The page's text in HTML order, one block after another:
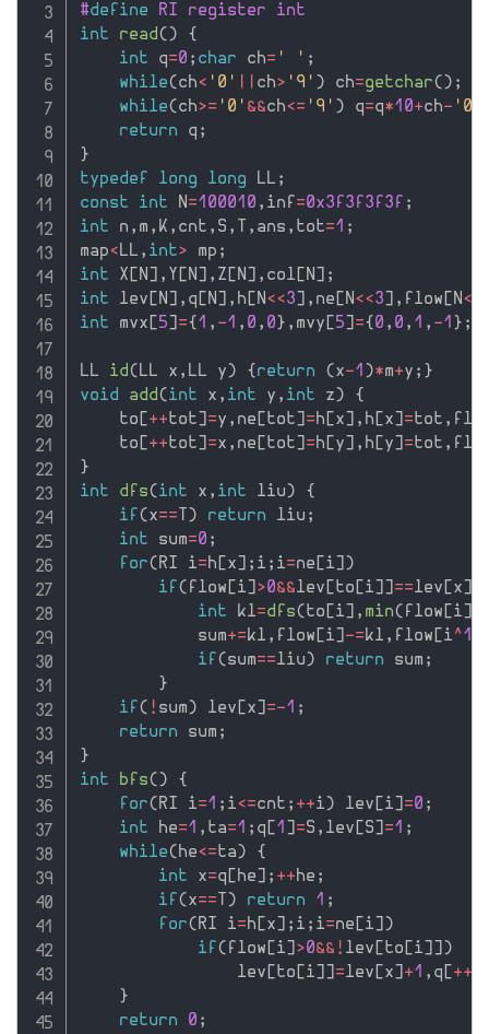
#define RI register int
int
read()
{
int q=0 ; char ch= ' ' ;
while(ch< '0' || ch> '9' ) ch=getchar() ;
while(ch>= '0' &&ch<= '9' ) q=q*10+ch- '0'
return q ;
}
typedef
long long LL ;
const
int N=100010 , inf =0x3f3f3f3f ;
int n , m , K , cnt , S , T , ans , tot=1 ;
map<LL , int> mp ;
int X [N] , Y [N] , Z [N] , col [N] ;
int lev [N] , q [N] , h [N<<3] , ne [N<<3] , flow [N<<
int mvx [5] ={1 , -1 , 0 , 0} , mvy [5] ={0 , 0 , 1 , -1 } ;
LL id(LL x , LL y) {return (x-1 )*m+y ; }
void
add(int x , int y , int z)
{
    to
[++tot] =y , ne [tot] =h [x] , h [x] =tot ,
    to
[++tot] =x , ne [tot] =h [y] , h [y] =tot ,
}
int
dfs(int x , int liu)
{
if (x== T ) return liu ;
int sum=0 ;
for(RI i=h [x] ; i ; i=ne [i] )
if ( flow [i] >0&&lev [to [i] ] ==lev [x]
int kl=dfs(to [i] , min( flow [i]
            sum
+=kl , flow [i] -=kl , flow [i ^1
if (sum==liu) return sum ;
}
if ( ! sum) lev [x] =-1 ;
return sum ;
}
int
bfs()
{
for(RI i=1 ; i<=cnt ; ++i) lev [i] =0 ;
int he=1 , ta=1 ; q [1 ] =S , lev [S] =1 ;
while(he<=ta)
{
int x=q [he] ; ++he ;
if (x== T ) return 1 ;
for(RI i=h [x] ; i ; i=ne [i] )
if ( flow [i] >0&& ! lev [to [i] ] )
                lev
[to [i] ] =lev [x] +1 , q [++
}
return
0 ;